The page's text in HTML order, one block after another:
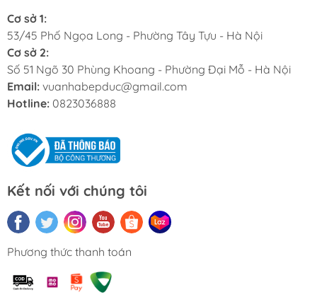
Cơ sở 1:
53/45 Phố Ngọa Long - Phường Tây Tựu - Hà Nội
Cơ sở 2:
Số 51 Ngõ 30 Phùng Khoang - Phường Đại Mỗ - Hà Nội
Email: vuanhabepduc@gmail.com
Hotline: 0823036888
Kết nối với chúng tôi
Phương thức thanh toán